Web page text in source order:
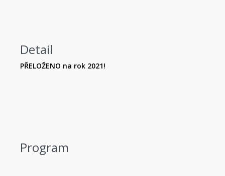
Detail
PŘELOŽENO na rok 2021!
Program